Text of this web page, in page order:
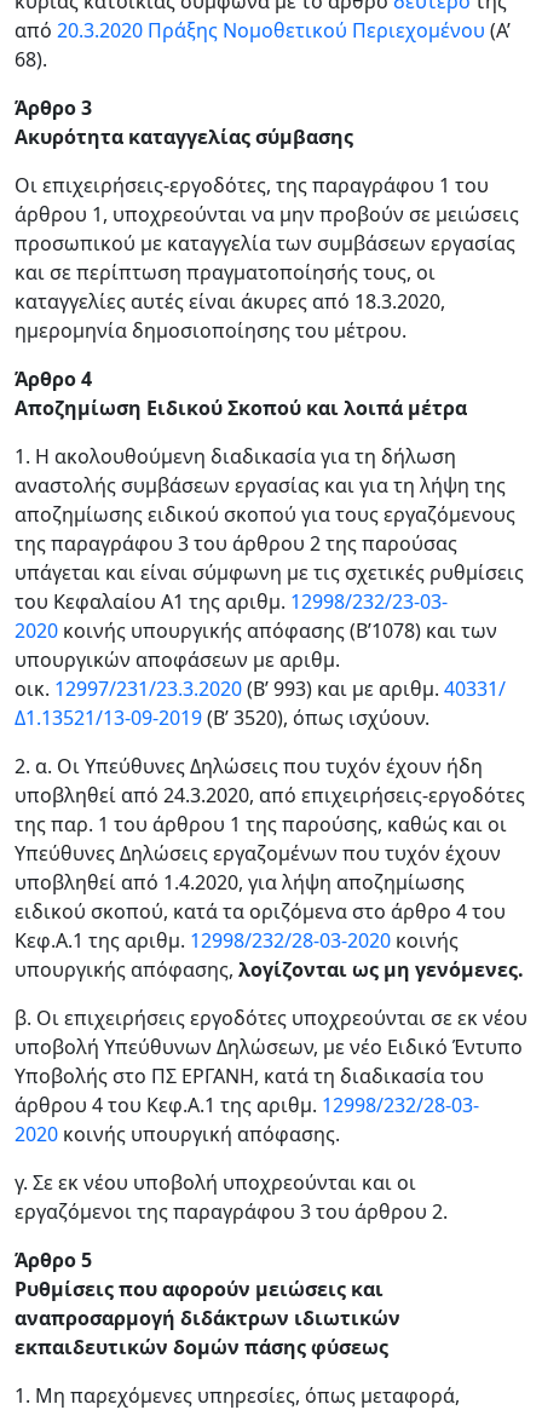
από 20.3.2020 Πράξης Νομοθετικού Περιεχομένου (Α’
68).
Άρθρο 3
Ακυρότητα καταγγελίας σύμβασης
Οι επιχειρήσεις-εργοδότες, της παραγράφου 1 του
άρθρου 1, υποχρεούνται να μην προβούν σε μειώσεις
προσωπικού με καταγγελία των συμβάσεων εργασίας
και σε περίπτωση πραγματοποίησής τους, οι
καταγγελίες αυτές είναι άκυρες από 18.3.2020,
ημερομηνία δημοσιοποίησης του μέτρου.
Άρθρο 4
Αποζημίωση Ειδικού Σκοπού και λοιπά μέτρα
1. Η ακολουθούμενη διαδικασία για τη δήλωση
αναστολής συμβάσεων εργασίας και για τη λήψη της
αποζημίωσης ειδικού σκοπού για τους εργαζόμενους
της παραγράφου 3 του άρθρου 2 της παρούσας
υπάγεται και είναι σύμφωνη με τις σχετικές ρυθμίσεις
του Κεφαλαίου Α1 της αριθμ. 12998/232/23-03-
2020 κοινής υπουργικής απόφασης (Β’1078) και των
υπουργικών αποφάσεων με αριθμ.
οικ. 12997/231/23.3.2020(Β’ 993) και με αριθμ. 40331/
Δ1.13521/13-09-2019(Β’ 3520), όπως ισχύουν.
2. α. Οι Υπεύθυνες Δηλώσεις που τυχόν έχουν ήδη
υποβληθεί από 24.3.2020, από επιχειρήσεις-εργοδότες
της παρ. 1 του άρθρου 1 της παρούσης, καθώς και οι
Υπεύθυνες Δηλώσεις εργαζομένων που τυχόν έχουν
υποβληθεί από 1.4.2020, για λήψη αποζημίωσης
ειδικού σκοπού, κατά τα οριζόμενα στο άρθρο 4 του
Κεφ.Α.1 της αριθμ. 12998/232/28-03-2020 κοινής
υπουργικής απόφασης, λογίζονται ως μη γενόμενες.
β. Οι επιχειρήσεις εργοδότες υποχρεούνται σε εκ νέου
υποβολή Υπεύθυνων Δηλώσεων, με νέο Ειδικό Έντυπο
Υποβολής στο ΠΣ ΕΡΓΑΝΗ, κατά τη διαδικασία του
άρθρου 4 του Κεφ.Α.1 της αριθμ. 12998/232/28-03-
2020 κοινής υπουργική απόφασης.
γ. Σε εκ νέου υποβολή υποχρεούνται και οι
εργαζόμενοι της παραγράφου 3 του άρθρου 2.
Άρθρο 5
Ρυθμίσεις που αφορούν μειώσεις και
αναπροσαρμογή διδάκτρων ιδιωτικών
εκπαιδευτικών δομών πάσης φύσεως
1. Μη παρεχόμενες υπηρεσίες, όπως μεταφορά,